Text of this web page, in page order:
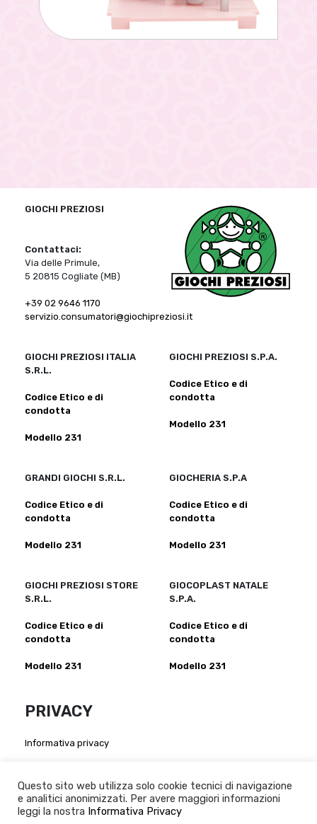
GIOCHI PREZIOSI
Contattaci:
Via delle Primule,
5 20815 Cogliate (MB)
+39 02 9646 1170
servizio.consumatori@giochipreziosi.it
GIOCHI PREZIOSI ITALIA
S.R.L.
Codice Etico e di
condotta
Modello 231
GIOCHI PREZIOSI S.P.A.
Codice Etico e di
condotta
Modello 231
GRANDI GIOCHI S.R.L.
Codice Etico e di
condotta
Modello 231
GIOCHERIA S.P.A
Codice Etico e di
condotta
Modello 231
GIOCHI PREZIOSI STORE
S.R.L.
Codice Etico e di
condotta
Modello 231
GIOCOPLAST NATALE
S.P.A.
Codice Etico e di
condotta
Modello 231
PRIVACY
Informativa privacy
Giochi Preziosi S.p.a-Giochi Preziosi Italia S.r.l- Giocheria
S.p.a-Grandi Giochi S.r.l -Giochi Preziosi Store S.r.l-
Giocoplast Nalale S.p.A
Questo sito web utilizza solo cookie tecnici di navigazione
e analitici anonimizzati. Per avere maggiori informazioni
leggi la nostra Informativa Privacy